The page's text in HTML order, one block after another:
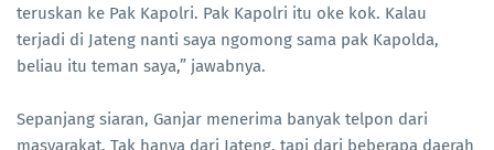
teruskan ke Pak Kapolri. Pak Kapolri itu oke kok. Kalau
terjadi di Jateng nanti saya ngomong sama pak Kapolda,
beliau itu teman saya,” jawabnya.
Sepanjang siaran, Ganjar menerima banyak telpon dari
masyarakat. Tak hanya dari Jateng, tapi dari beberapa daerah